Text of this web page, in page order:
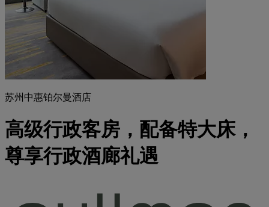
苏州中惠铂尔曼酒店
高级行政客房，配备特大床，
尊享行政酒廊礼遇